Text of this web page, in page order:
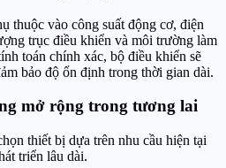
thuộc vào công suất động cơ, điện
trục điều khiển và môi trường làm
toán chính xác, bộ điều khiển sẽ
bảo độ ổn định trong thời gian dài.
mở rộng trong tương lai
thiết bị dựa trên nhu cầu hiện tại
triển lâu dài.